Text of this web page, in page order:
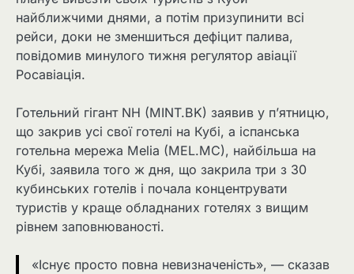
найближчими днями, а потім призупинити всі
рейси, доки не зменшиться дефіцит палива,
повідомив минулого тижня регулятор авіації
Росавіація.
Готельний гігант NH (MINT.BK) заявив у п’ятницю,
що закрив усі свої готелі на Кубі, а іспанська
готельна мережа Melia (MEL.MC), найбільша на
Кубі, заявила того ж дня, що закрила три з 30
кубинських готелів і почала концентрувати
туристів у краще обладнаних готелях з вищим
рівнем заповнюваності.
«Існує просто повна невизначеність», — сказав